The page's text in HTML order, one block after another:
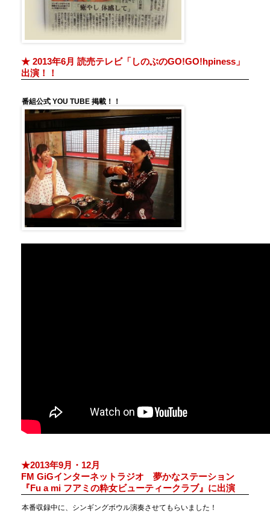
★ 2013年6月 読売テレビ「しのぶのGO!GO!hpiness」
出演！！
番組公式 YOU TUBE 掲載！！
★2013年9月・12月
FM GiGインターネットラジオ 夢かなステーション
『Fu a mi フアミの粋女ビューティークラブ』に出演
本番収録中に、シンギングボウル演奏させてもらいました！